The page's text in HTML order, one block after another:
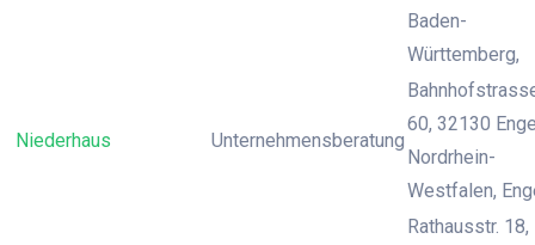
Baden-
Württemberg,
Niederhaus Unternehmensberatung
60, 32130
Nordrhein-
Westfalen,
Rathausstr. 18,